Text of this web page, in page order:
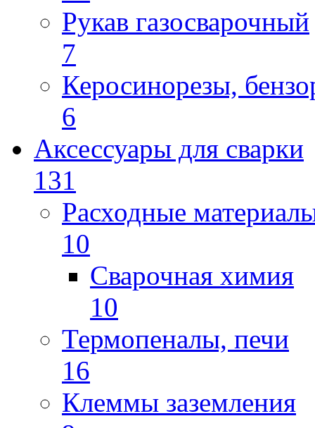
Рукав газосварочный
7
Керосинорезы,
6
Аксессуары для сварки
131
Расходные
10
Сварочная химия
10
Термопеналы, печи
16
Клеммы заземления